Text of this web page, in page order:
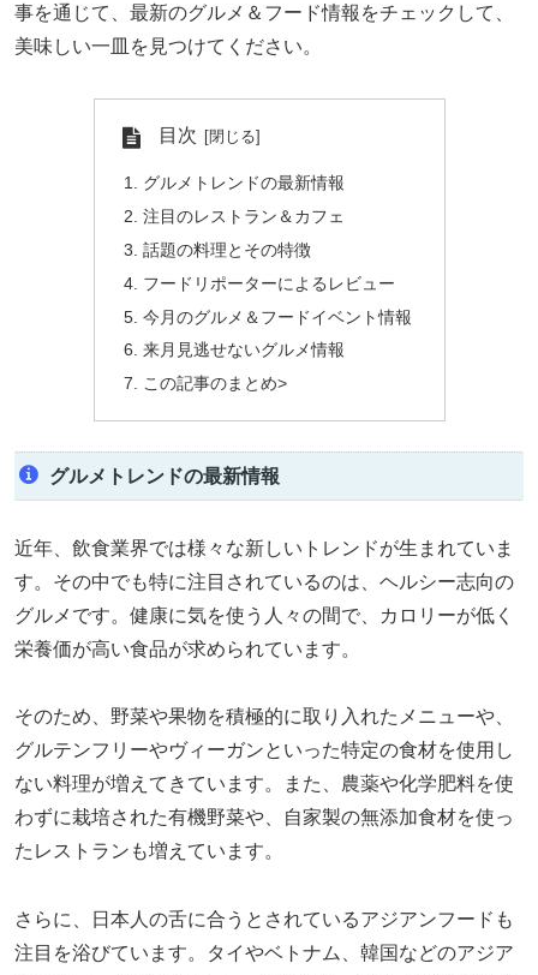
事を通じて、最新のグルメ＆フード情報をチェックして、
美味しい一皿を見つけてください。
目次
グルメトレンドの最新情報
注目のレストラン＆カフェ
話題の料理とその特徴
フードリポーターによるレビュー
今月のグルメ＆フードイベント情報
来月見逃せないグルメ情報
この記事のまとめ>
グルメトレンドの最新情報
近年、飲食業界では様々な新しいトレンドが生まれていま
す。その中でも特に注目されているのは、ヘルシー志向の
グルメです。健康に気を使う人々の間で、カロリーが低く
栄養価が高い食品が求められています。
そのため、野菜や果物を積極的に取り入れたメニューや、
グルテンフリーやヴィーガンといった特定の食材を使用し
ない料理が増えてきています。また、農薬や化学肥料を使
わずに栽培された有機野菜や、自家製の無添加食材を使っ
たレストランも増えています。
さらに、日本人の舌に合うとされているアジアンフードも
注目を浴びています。タイやベトナム、韓国などのアジア